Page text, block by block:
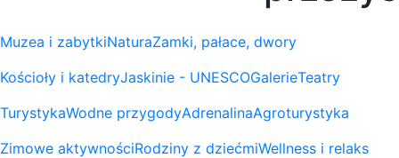
Muzea i zabytkiNaturaZamki, pałace, dwory
Kościoły i katedryJaskinie - UNESCOGalerieTeatry
TurystykaWodne przygodyAdrenalinaAgroturystyka
Zimowe aktywnościRodziny z dziećmiWellness i relaks